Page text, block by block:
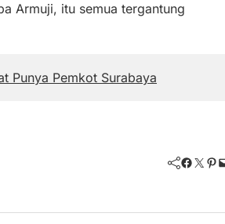
Armuji, itu semua tergantung
Punya Pemkot Surabaya
Facebook Twitter Pinterest Mail